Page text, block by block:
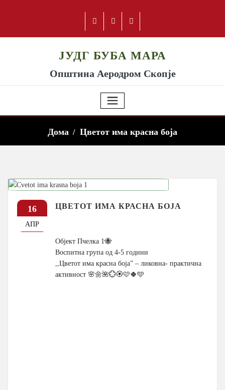
ЈУДГ БУБА МАРА
Општина Аеродром Скопје
Дома Цветот има красна боја
16
АПР
ЦВЕТОТ ИМА КРАСНА БОЈА
Објект Пчелка 1🐝
Воспитна група од 4-5 години
,,Цветот има красна боја” – ликовна- практична
активност 🌸🌼🌺💮🏵🩷🍀🩵